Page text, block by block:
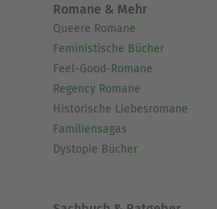
Romane & Mehr
Queere Romane
Feministische Bücher
Feel-Good-Romane
Regency Romane
Historische Liebesromane
Familiensagas
Dystopie Bücher